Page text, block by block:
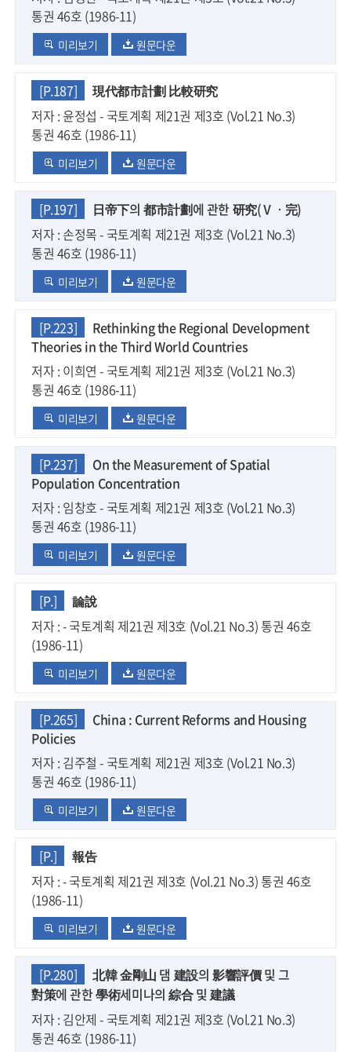
통권 46호 (1986-11)
미리보기 원문다운
[P.187]
現代都市計劃 比較研究
저자 : 윤정섭 - 국토계획 제21권 제3호 (Vol.21 No.3)
통권 46호 (1986-11)
미리보기 원문다운
[P.197]
日帝下의 都市計劃에 관한 研究(Ⅴㆍ完)
저자 : 손정목 - 국토계획 제21권 제3호 (Vol.21 No.3)
통권 46호 (1986-11)
미리보기 원문다운
[P.223]
Rethinking the Regional Development
Theories in the Third World Countries
저자 : 이희연 - 국토계획 제21권 제3호 (Vol.21 No.3)
통권 46호 (1986-11)
미리보기 원문다운
[P.237]
On the Measurement of Spatial
Population Concentration
저자 : 임창호 - 국토계획 제21권 제3호 (Vol.21 No.3)
통권 46호 (1986-11)
미리보기 원문다운
[P.]
論說
저자 : - 국토계획 제21권 제3호 (Vol.21 No.3) 통권 46호
(1986-11)
미리보기 원문다운
[P.265]
China : Current Reforms and Housing
Policies
저자 : 김주철 - 국토계획 제21권 제3호 (Vol.21 No.3)
통권 46호 (1986-11)
미리보기 원문다운
[P.]
報告
저자 : - 국토계획 제21권 제3호 (Vol.21 No.3) 통권 46호
(1986-11)
미리보기 원문다운
[P.280]
北韓 金剛山 댐 建設의 影響評價 및 그
對策에 관한 學術세미나의 綜合 및 建議
저자 : 김안제 - 국토계획 제21권 제3호 (Vol.21 No.3)
통권 46호 (1986-11)